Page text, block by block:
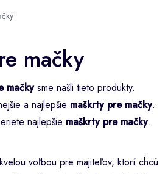
mačky
mačkysme našli tieto produkty.
a najlepšie maškrty pre mačky.
najlepšie maškrty pre mačky.
voľbou pre majiteľov, ktorí chcú